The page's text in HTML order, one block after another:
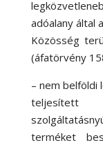
adóalany által
Közösség
(áfatörvény
– nem belföldi
terméket